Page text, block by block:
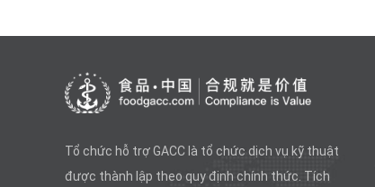
Tổ chức hỗ trợ GACC là tổ chức dịch vụ kỹ thuật
được thành lập theo quy định chính thức. Tích